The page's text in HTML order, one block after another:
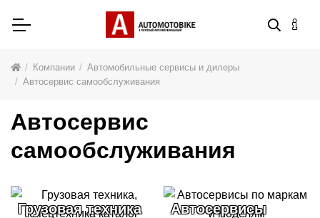
Компании
Автомобильные сервисы и дилеры
Автосервис самообслуживания
Автосервис
самообслуживания
Автосервисы
Компании на